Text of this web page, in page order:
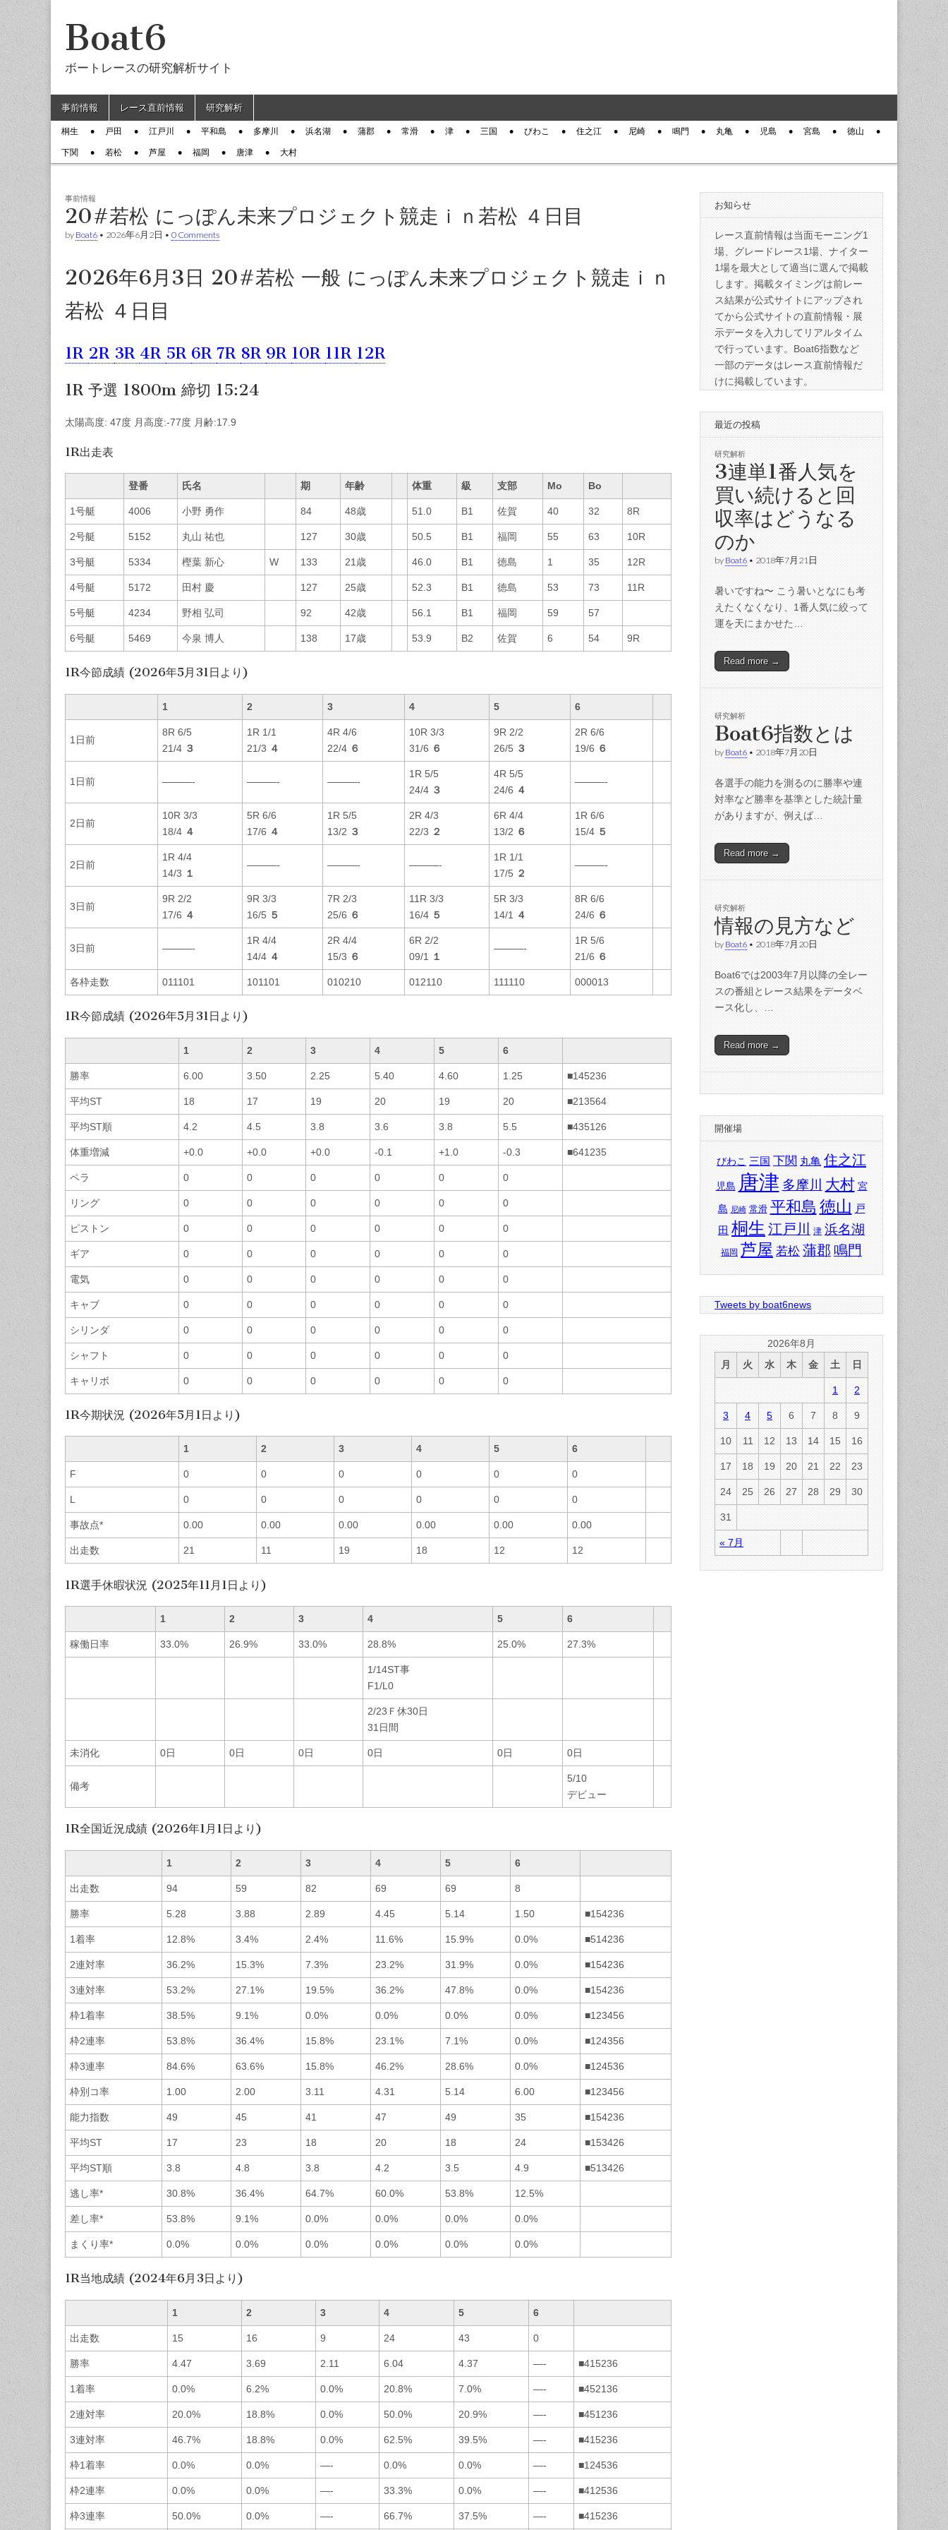
Boat6
ボートレースの研究解析サイト
Main menu
Skip to content
事前情報 レース直前情報 研究解析
Sub menu
桐生 戸田 江戸川 平和島 多摩川 浜名湖 蒲郡 常滑 津 三国 びわこ 住之江 尼崎 鳴門 丸亀 児島 宮島 徳山
下関 若松 芦屋 福岡 唐津 大村
事前情報
20#若松 にっぽん未来プロジェクト競走ｉｎ若松 ４日目
by Boat6 • 2026年6月2日 • 0 Comments
2026年6月3日 20#若松 一般 にっぽん未来プロジェクト競走ｉｎ
若松 ４日目
1R 2R 3R 4R 5R 6R 7R 8R 9R 10R 11R 12R
1R 予選 1800m 締切 15:24
太陽高度: 47度 月高度:-77度 月齢:17.9
1R出走表
登番 氏名 期 年齢 体重 級 支部 Mo Bo
1号艇 4006 小野 勇作 84 48歳 51.0 B1 佐賀 40 32 8R
2号艇 5152 丸山 祐也 127 30歳 50.5 B1 福岡 55 63 10R
3号艇 5334 樫葉 新心 W 133 21歳 46.0 B1 徳島 1 35 12R
4号艇 5172 田村 慶 127 25歳 52.3 B1 徳島 53 73 11R
5号艇 4234 野相 弘司 92 42歳 56.1 B1 福岡 59 57
6号艇 5469 今泉 博人 138 17歳 53.9 B2 佐賀 6 54 9R
1R今節成績 (2026年5月31日より)
1 2 3 4 5 6
1日前
8R 6/5
21/4 ３
1R 1/1
21/3 ４
4R 4/6
22/4 ６
10R 3/3
31/6 ６
9R 2/2
26/5 ３
2R 6/6
19/6 ６
1日前 ———- ———- ———-
1R 5/5
24/4 ３
4R 5/5
24/6 ４
———-
2日前
10R 3/3
18/4 ４
5R 6/6
17/6 ４
1R 5/5
13/2 ３
2R 4/3
22/3 ２
6R 4/4
13/2 ６
1R 6/6
15/4 ５
2日前
1R 4/4
14/3 １
———- ———- ———-
1R 1/1
17/5 ２
———-
3日前
9R 2/2
17/6 ４
9R 3/3
16/5 ５
7R 2/3
25/6 ６
11R 3/3
16/4 ５
5R 3/3
14/1
４
8R 6/6
24/6 ６
3日前 ———-
1R 4/4
14/4 ４
2R 4/4
15/3 ６
6R 2/2
09/1
１
———-
1R 5/6
21/6 ６
各枠走数 011101 101101 010210 012110 111110 000013
1R今節成績 (2026年5月31日より)
1 2 3 4 5 6
勝率 6.00 3.50 2.25 5.40 4.60 1.25 ■145236
平均ST 18 17 19 20 19 20 ■213564
平均ST順 4.2 4.5 3.8 3.6 3.8 5.5 ■435126
体重増減 +0.0 +0.0 +0.0 -0.1 +1.0 -0.3 ■641235
ペラ 0 0 0 0 0 0
リング 0 0 0 0 0 0
ピストン 0 0 0 0 0 0
ギア 0 0 0 0 0 0
電気 0 0 0 0 0 0
キャブ 0 0 0 0 0 0
シリンダ 0 0 0 0 0 0
シャフト 0 0 0 0 0 0
キャリボ 0 0 0 0 0 0
1R今期状況 (2026年5月1日より)
1 2 3 4 5 6
F 0 0 0 0 0 0
L 0 0 0 0 0 0
事故点* 0.00 0.00 0.00 0.00 0.00 0.00
出走数 21 11 19 18 12 12
1R選手休暇状況 (2025年11月1日より)
1 2 3 4 5 6
稼働日率 33.0% 26.9% 33.0% 28.8% 25.0% 27.3%
1/14ST事
F1/L0
2/23Ｆ休30日
31日間
未消化 0日 0日 0日 0日 0日 0日
備考
5/10
デビュー
1R全国近況成績 (2026年1月1日より)
1 2 3 4 5 6
出走数 94 59 82 69 69 8
勝率 5.28 3.88 2.89 4.45 5.14 1.50 ■154236
1着率 12.8% 3.4% 2.4% 11.6% 15.9% 0.0% ■514236
2連対率 36.2% 15.3% 7.3% 23.2% 31.9% 0.0% ■154236
3連対率 53.2% 27.1% 19.5% 36.2% 47.8% 0.0% ■154236
枠1着率 38.5% 9.1% 0.0% 0.0% 0.0% 0.0% ■123456
枠2連率 53.8% 36.4% 15.8% 23.1% 7.1% 0.0% ■124356
枠3連率 84.6% 63.6% 15.8% 46.2% 28.6% 0.0% ■124536
枠別コ率 1.00 2.00 3.11 4.31 5.14 6.00 ■123456
能力指数 49 45 41 47 49 35 ■154236
平均ST 17 23 18 20 18 24 ■153426
平均ST順 3.8 4.8 3.8 4.2 3.5 4.9 ■513426
逃し率* 30.8% 36.4% 64.7% 60.0% 53.8% 12.5%
差し率* 53.8% 9.1% 0.0% 0.0% 0.0% 0.0%
まくり率* 0.0% 0.0% 0.0% 0.0% 0.0% 0.0%
1R当地成績 (2024年6月3日より)
1 2 3 4 5 6
出走数 15 16 9 24 43 0
勝率 4.47 3.69 2.11 6.04 4.37 —- ■415236
1着率 0.0% 6.2% 0.0% 20.8% 7.0% —- ■452136
2連対率 20.0% 18.8% 0.0% 50.0% 20.9% —- ■451236
3連対率 46.7% 18.8% 0.0% 62.5% 39.5% —- ■415236
枠1着率 0.0% 0.0% —- 0.0% 0.0% —- ■124536
枠2連率 0.0% 0.0% —- 33.3% 0.0% —- ■412536
枠3連率 50.0% 0.0% —- 66.7% 37.5% —- ■415236
お知らせ
レース直前情報は当面モーニング1
場、グレードレース1場、ナイター
1場を最大として適当に選んで掲載
します。掲載タイミングは前レー
ス結果が公式サイトにアップされ
てから公式サイトの直前情報・展
示データを入力してリアルタイム
で行っています。Boat6指数など
一部のデータはレース直前情報だ
けに掲載しています。
最近の投稿
研究解析
3連単1番人気を
買い続けると回
収率はどうなる
のか
by Boat6 • 2018年7月21日
暑いですね〜 こう暑いとなにも考
えたくなくなり、1番人気に絞って
運を天にまかせた…
Read more →
研究解析
Boat6指数とは
by Boat6 • 2018年7月20日
各選手の能力を測るのに勝率や連
対率など勝率を基準とした統計量
がありますが、例えば…
Read more →
研究解析
情報の見方など
by Boat6 • 2018年7月20日
Boat6では2003年7月以降の全レー
スの番組とレース結果をデータベ
ース化し、…
Read more →
開催場
びわこ 三国 下関 丸亀 住之江
児島 唐津 多摩川 大村 宮
島 尼崎 常滑 平和島 徳山 戸
田 桐生 江戸川 津 浜名湖
福岡 芦屋 若松 蒲郡 鳴門
Tweets by boat6news
2026年8月
月
火 水 木 金 土 日
« 7月
1 2
3 4 5 6 7 8 9
10 11 12 13 14 15 16
17 18 19 20 21 22 23
24 25 26 27 28 29 30
31